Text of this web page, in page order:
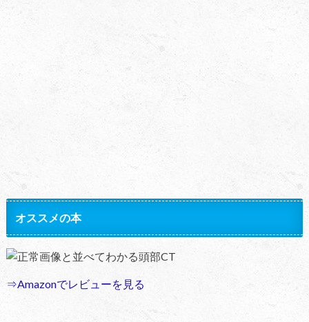
オススメの本
正常画像と並べてわかる頭部CT
⇒Amazonでレビューを見る